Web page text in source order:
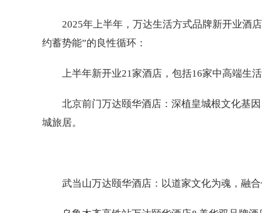
2025年上半年，万达生活方式品牌新开业酒
约蓄势能”的良性循环：
上半年新开业21家酒店，包括16家中高端生
北京前门万达颐华酒店：深植皇城根文化基
城旅居。
武当山万达颐华酒店：以道家文化为魂，融